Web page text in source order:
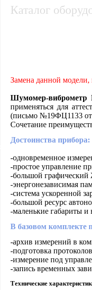
Каталог
Замена данной модели,
Шумомер-
применяться для
(письмо №19ФЦ1133 от
Сочетание
Достоинства прибора:
-одновременное
-простое управление
-большой
-энергонезависимая
-система ускоренной
-большой ресурс
-маленькие габариты и
В базовом
-архив измерений в
-подготовка протоколов
-измерение под
-запись временных
Технические